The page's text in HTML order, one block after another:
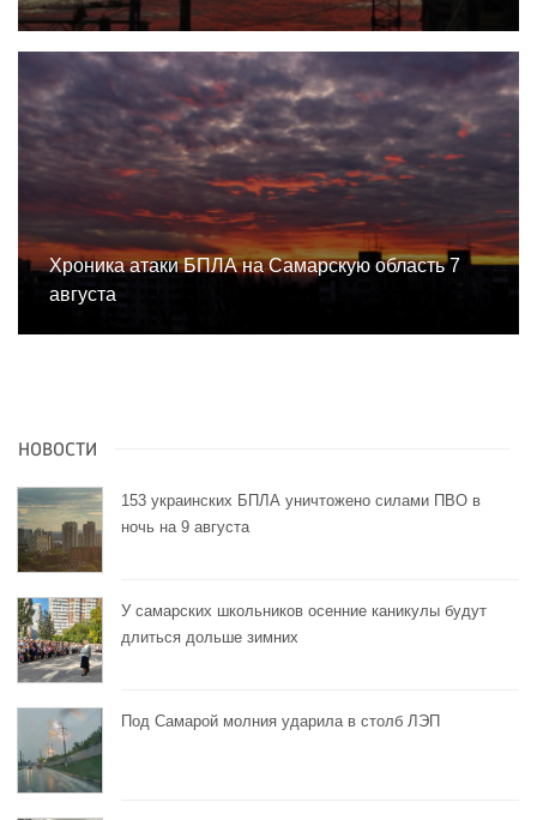
Хроника атаки БПЛА на Самарскую область 7
августа
НОВОСТИ
153 украинских БПЛА уничтожено силами ПВО в
ночь на 9 августа
У самарских школьников осенние каникулы будут
длиться дольше зимних
Под Самарой молния ударила в столб ЛЭП